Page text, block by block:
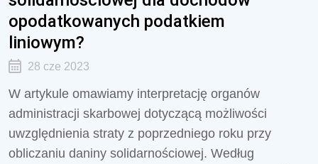
opodatkowanych podatkiem
liniowym?
28 cze 2023
W artykule omawiamy interpretację organów
administracji skarbowej dotyczącą możliwości
uwzględnienia straty z poprzedniego roku przy
obliczaniu daniny solidarnościowej. Według